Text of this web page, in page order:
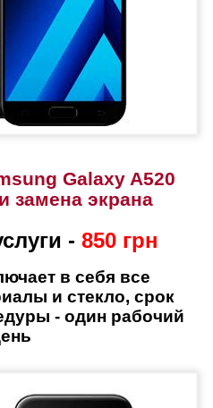
Galaxy A520
замена экрана
- 850 грн
в себя все
и стекло, срок
- один рабочий